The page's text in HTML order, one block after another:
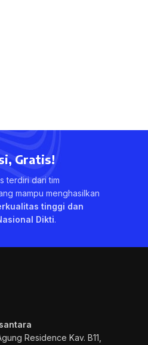
Gratis!
terdiri dari tim
mampu menghasilkan
tinggi dan
Dikti.
Residence Kav. B11,